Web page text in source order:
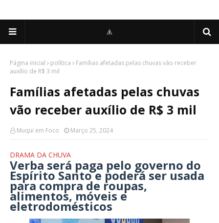
Página inicial política
Famílias afetadas pelas chuvas vão receber
auxílio de R$ 3 mil
Famílias afetadas pelas chuvas
vão receber auxílio de R$ 3 mil
Muqui em Foco Março 25, 2024
DRAMA DA CHUVA
Verba será paga pelo governo do
Espírito Santo e poderá ser usada
para compra de roupas,
alimentos, móveis e
eletrodomésticos